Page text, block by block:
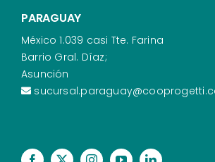
PARAGUAY
México 1.039 casi Tte. Farina
Barrio Gral. Díaz;
Asunción